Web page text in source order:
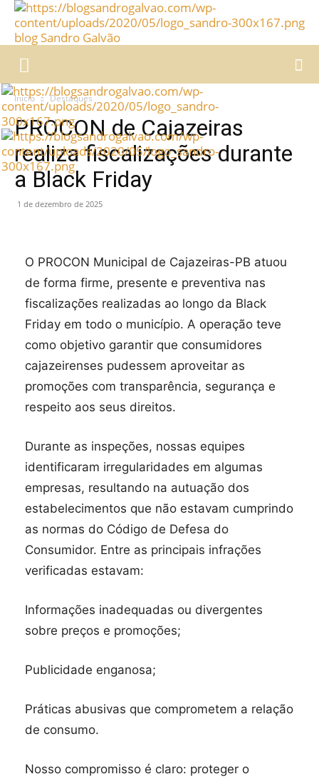
blog Sandro Galvão
Início Destaques
PROCON de Cajazeiras
realiza fiscalizações durante
a Black Friday
1 de dezembro de 2025
O PROCON Municipal de Cajazeiras-PB atuou
de forma firme, presente e preventiva nas
fiscalizações realizadas ao longo da Black
Friday em todo o município. A operação teve
como objetivo garantir que consumidores
cajazeirenses pudessem aproveitar as
promoções com transparência, segurança e
respeito aos seus direitos.
Durante as inspeções, nossas equipes
identificaram irregularidades em algumas
empresas, resultando na autuação dos
estabelecimentos que não estavam cumprindo
as normas do Código de Defesa do
Consumidor. Entre as principais infrações
verificadas estavam:
Informações inadequadas ou divergentes
sobre preços e promoções;
Publicidade enganosa;
Práticas abusivas que comprometem a relação
de consumo.
Nosso compromisso é claro: proteger o